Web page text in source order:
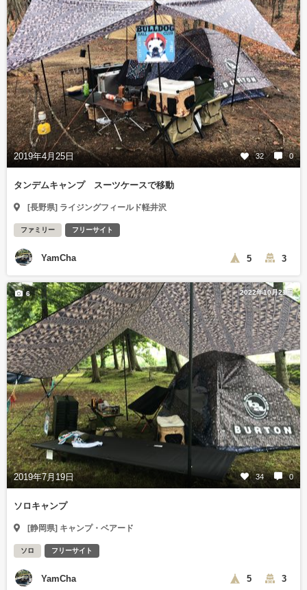
2019年4月25日 32 0
タンデムキャンプ スーツケースで移動
[長野県] ライジングフィールド軽井沢
ファミリー フリーサイト
YamCha 5 3
2022年10月21日
2019年7月19日 34 0
6
ソロキャンプ
[静岡県] キャンプ・ベアード
ソロ フリーサイト
YamCha 5 3